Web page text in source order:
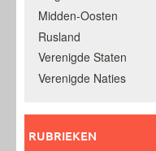
Midden-Oosten
Rusland
Verenigde Staten
Verenigde Naties
RUBRIEKEN